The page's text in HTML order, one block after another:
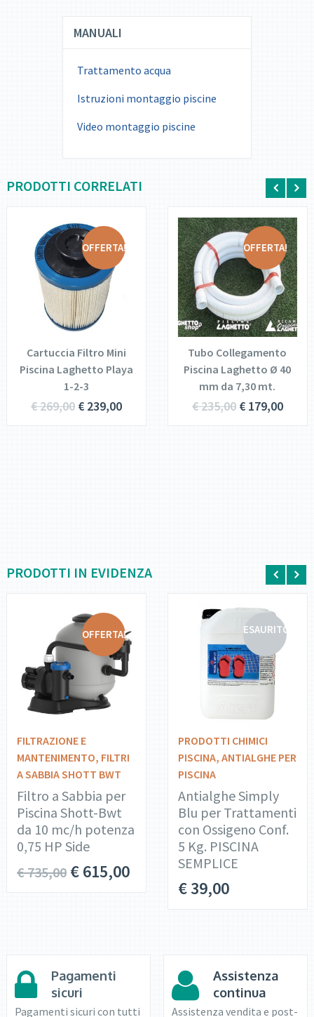
MANUALI
Trattamento acqua
Istruzioni montaggio piscine
Video montaggio piscine
PRODOTTI CORRELATI
OFFERTA!
DETTAGLI
AGGIUNGI AL
CARRELLO
Cartuccia Filtro Mini
Piscina Laghetto Playa
1-2-3
€269,00 €239,00
OFFERTA!
DETTAGLI
AGGIUNGI AL
CARRELLO
Tubo Collegamento
Piscina Laghetto Ø 40
mm da 7,30 mt.
€235,00 €179,00
PRODOTTI IN EVIDENZA
OFFERTA!
DETTAGLI
AGGIUNGI AL
CARRELLO
FILTRAZIONE E
MANTENIMENTO, FILTRI
A SABBIA SHOTT BWT
Filtro a Sabbia per
Piscina Shott-Bwt
da 10 mc/h potenza
0,75 HP Side
€735,00 €615,00
ESAURITO
DETTAGLI
PRODOTTI CHIMICI
PISCINA, ANTIALGHE PER
PISCINA
Antialghe Simply
Blu per Trattamenti
con Ossigeno Conf.
5 Kg. PISCINA
SEMPLICE
€39,00
Pagamenti
sicuri
Pagamenti sicuri con tutti
Assistenza
continua
Assistenza vendita e post-